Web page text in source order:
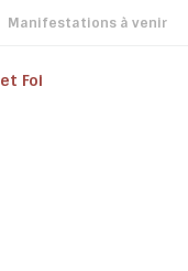
Manifestations à venir